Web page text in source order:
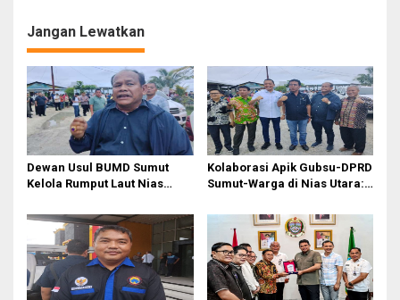
a
s
i
p
o
s
Jangan Lewatkan
Dewan Usul BUMD Sumut
Kelola Rumput Laut Nias
Kolaborasi Apik Gubsu-DPRD
Sumut-Warga di Nias Utara:
Akhirnya Diperbaiki